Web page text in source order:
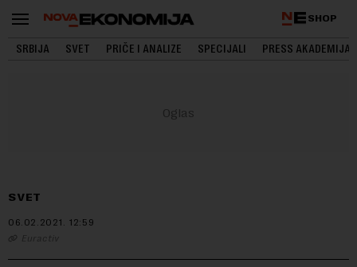
SHOP
SRBIJA SVET PRIČE I ANALIZE SPECIJALI PRESS AKADEMIJA
SVET
06.02.2021. 12:59
Euractiv